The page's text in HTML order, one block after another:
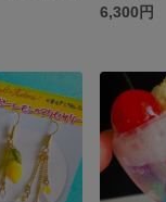
6,300円